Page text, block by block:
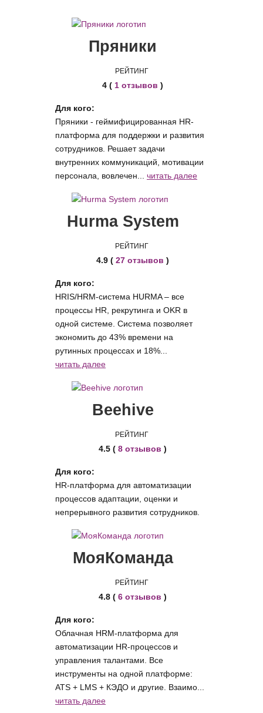
Пряники
РЕЙТИНГ
4 ( 1 отзывов )
Для кого:
Пряники - геймифицированная HR-
платформа для поддержки и развития
сотрудников. Решает задачи
внутренних коммуникаций, мотивации
персонала, вовлечен... читать далее
Hurma System
РЕЙТИНГ
4.9 ( 27 отзывов )
Для кого:
HRIS/HRM-система HURMA – все
процессы HR, рекрутинга и OKR в
одной системе. Система позволяет
экономить до 43% времени на
рутинных процессах и 18%...
читать далее
Beehive
РЕЙТИНГ
4.5 ( 8 отзывов )
Для кого:
HR-платформа для автоматизации
процессов адаптации, оценки и
непрерывного развития сотрудников.
МояКоманда
РЕЙТИНГ
4.8 ( 6 отзывов )
Для кого:
Облачная HRM-платформа для
автоматизации HR-процессов и
управления талантами. Все
инструменты на одной платформе:
ATS + LMS + КЭДО и другие. Взаимо...
читать далее